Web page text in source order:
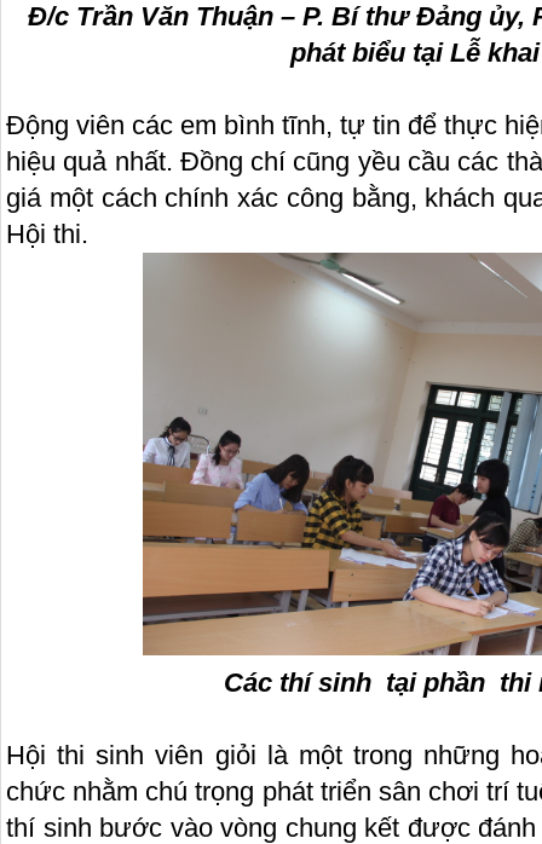
Đ/c Trần Văn Thuận – P. Bí thư Đảng
phát biểu tại Lễ
Động viên các em bình tĩnh, tự tin để thực
hiệu quả nhất. Đồng chí cũng yều cầu các
giá một cách chính xác công bằng, khách
Hội thi.
Các thí sinh tại phần thi
Hội thi sinh viên giỏi là một trong những
chức nhằm chú trọng phát triển sân chơi trí
thí sinh bước vào vòng chung kết được